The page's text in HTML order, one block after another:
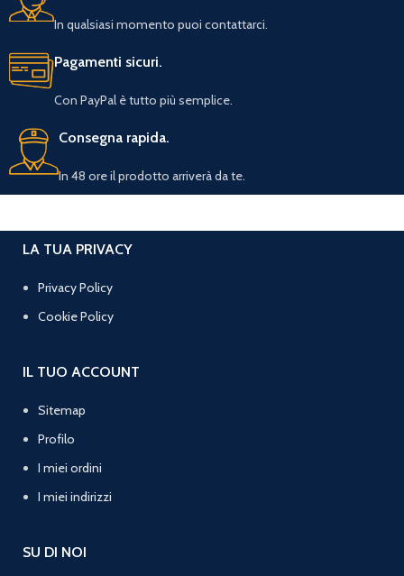
In qualsiasi momento puoi contattarci.
Pagamenti sicuri.
Con PayPal è tutto più semplice.
Consegna rapida.
In 48 ore il prodotto arriverà da te.
LA TUA PRIVACY
Privacy Policy
Cookie Policy
IL TUO ACCOUNT
Sitemap
Profilo
I miei ordini
I miei indirizzi
SU DI NOI